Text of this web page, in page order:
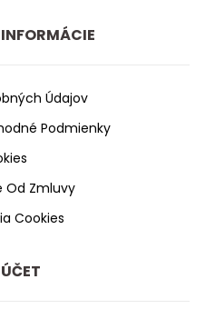
Údajov
Podmienky
Od Zmluvy
Cookies